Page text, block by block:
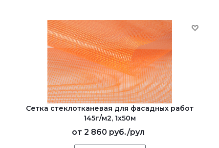
Сетка стеклотканевая для фасадных работ
145г/м2, 1х50м
от 2 860 руб./рул